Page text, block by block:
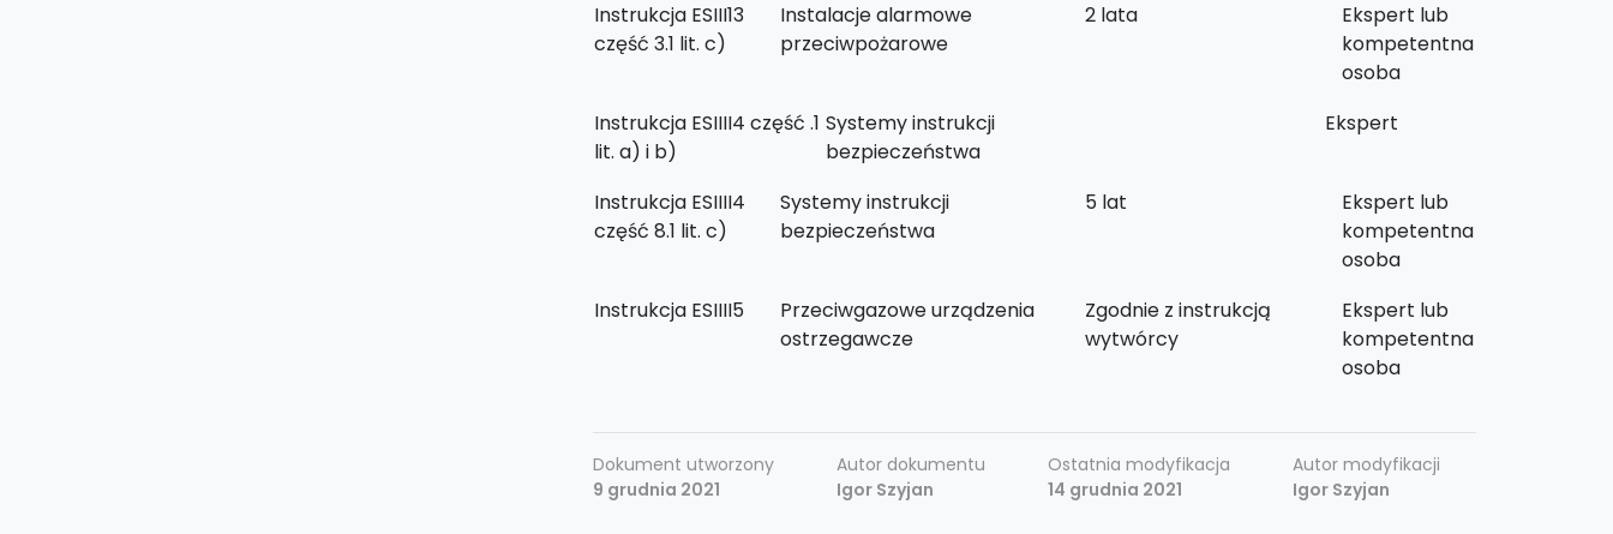
Instrukcja ESIII13
część 3.1 lit. c)
Instalacje alarmowe
przeciwpożarowe
2 lata
Ekspert lub
kompetentna
osoba
Instrukcja ESIIII4 część .1
lit. a) i b)
Systemy instrukcji
bezpieczeństwa
Ekspert
Instrukcja ESIIII4
część 8.1 lit. c)
Systemy instrukcji
bezpieczeństwa
5 lat
Ekspert lub
kompetentna
osoba
Instrukcja ESIIII5
Przeciwgazowe urządzenia
ostrzegawcze
Zgodnie z instrukcją
wytwórcy
Ekspert lub
kompetentna
osoba
Dokument utworzony
9 grudnia 2021
Autor dokumentu
Igor Szyjan
Ostatnia modyfikacja
14 grudnia 2021
Autor modyfikacji
Igor Szyjan